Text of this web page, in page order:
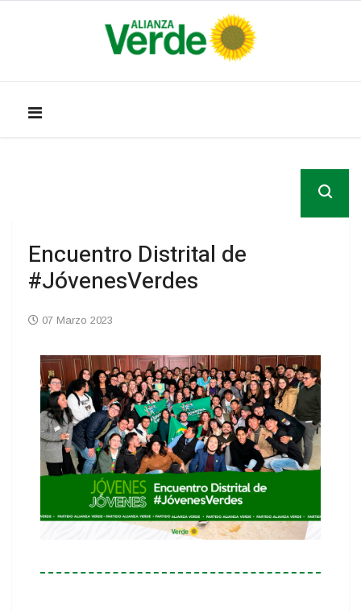
Encuentro Distrital de
#JóvenesVerdes
07 Marzo 2023